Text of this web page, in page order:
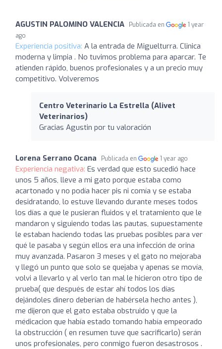
AGUSTIN PALOMINO VALENCIA Publicada en
1 year
ago
Experiencia positiva: A la entrada de Miguelturra. Clinica
moderna y limpia . No tuvimos problema para aparcar. Te
atienden rápido, buenos profesionales y a un precio muy
competitivo. Volveremos
Centro Veterinario La Estrella (Alivet
Veterinarios)
Gracias Agustin por tu valoración
Lorena Serrano Ocana Publicada en 1 year ago
Experiencia negativa: Es verdad que esto sucedió hace
unos 5 años, lleve a mi gato porque estaba como
acartonado y no podía hacer pis ni comía y se estaba
desidratando, lo estuve llevando durante meses todos
los días a que le pusieran fluidos y el tratamiento que le
mandaron y siguiendo todas las pautas, supuestamente
le estaban haciendo todas las pruebas posibles para ver
qué le pasaba y según ellos era una infección de orina
muy avanzada. Pasaron 3 meses y el gato no mejoraba
y llegó un punto que solo se quejaba y apenas se movía,
volvi a llevarlo y al verlo tan mal le hicieron otro tipo de
prueba( que después de estar ahí todos los días
dejándoles dinero deberían de habérsela hecho antes ),
me dijeron que el gato estaba obstruido y que la
médicacion que había estado tomando había empeorado
la obstrucción ( en resumen tuve que sacrificarlo) serán
unos profesionales, pero conmigo fueron desastrosos .